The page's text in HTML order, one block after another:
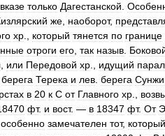
только Дагестанской
же наоборот,
хр который тянется по границе
отроги его так назыв
или Передовой хр идущий
берега Терека и лев берега Сунжи
в 20 к С от Главного хр
фт. и вост. — в 18347 фт. От
особенно замечателен тот, который